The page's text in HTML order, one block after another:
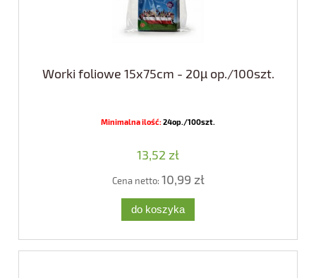
Worki foliowe 15x75cm - 20µ op./100szt.
Minimalna ilość:24op./100szt.
13,52 zł
Cena netto: 10,99 zł
do koszyka